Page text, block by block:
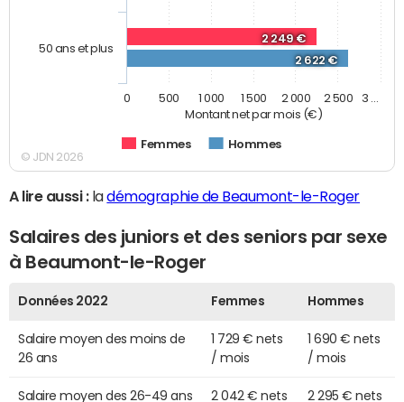
Montant net par mois (€)
2 249 €
2 622 €
Femmes Hommes
50 ans et plus
0 500 1 000 1 500 2 000 2 500 3 …
© JDN 2026
A lire aussi :ladémographie de Beaumont-le-Roger
Salaires des juniors et des seniors par sexe
à Beaumont-le-Roger
Données 2022 Femmes Hommes
Salaire moyen des moins de
26 ans
1 729 € nets
/ mois
1 690 € nets
/ mois
Salaire moyen des 26-49 ans
2 042 € nets
2 295 € nets